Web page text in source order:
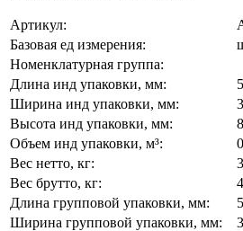
Артикул:
Базовая ед измерения:
Номенклатурная группа:
Длина инд упаковки, мм:
Ширина инд упаковки, мм:
Высота инд упаковки, мм:
Объем инд упаковки, м³:
Вес нетто, кг:
Вес брутто, кг:
Длина групповой упаковки, мм:
Ширина групповой упаковки, мм: